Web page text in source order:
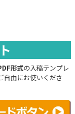
形式の入稿テンプレ
自由にお使いくださ